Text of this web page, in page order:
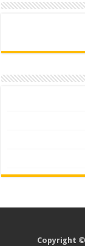
Copyright ©